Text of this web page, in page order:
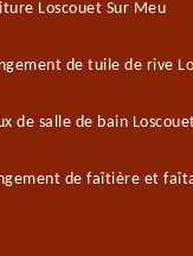
Loscouet Sur Meu
de tuile de rive
de salle de bain
de faîtière et